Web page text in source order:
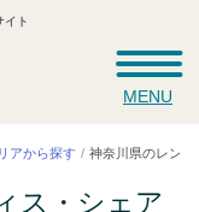
イト
MENU
アから探す 神奈川県のレン
ス・シェア